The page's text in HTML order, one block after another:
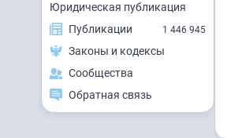
Юридическая публикация
Публикации
1 446 945
Законы и кодексы
Сообщества
Обратная связь